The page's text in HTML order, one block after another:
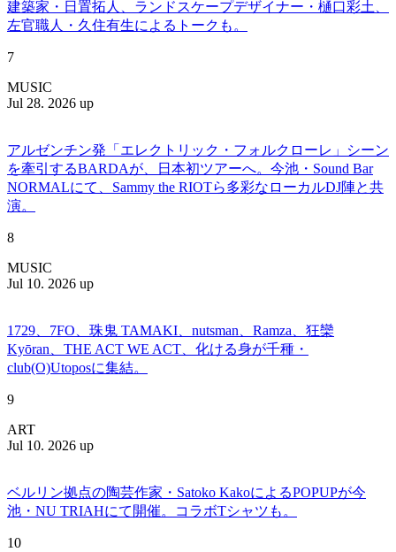
建築家・日置拓人、ランドスケープデザイナー・樋口彩土、
左官職人・久住有生によるトークも。
7
MUSIC
Jul 28. 2026 up
アルゼンチン発「エレクトリック・フォルクローレ」シーン
を牽引するBARDAが、日本初ツアーへ。今池・Sound Bar
NORMALにて、Sammy the RIOTら多彩なローカルDJ陣と共
演。
8
MUSIC
Jul 10. 2026 up
1729、7FO、珠鬼 TAMAKI、nutsman、Ramza、狂欒
Kyōran、THE ACT WE ACT、化ける身が千種・
club(O)Utoposに集結。
9
ART
Jul 10. 2026 up
ベルリン拠点の陶芸作家・Satoko KakoによるPOPUPが今
池・NU TRIAHにて開催。コラボTシャツも。
10